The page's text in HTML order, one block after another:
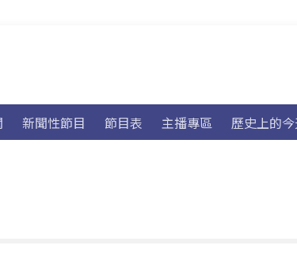
新聞性節目 節目表 主播專區 歷史上的